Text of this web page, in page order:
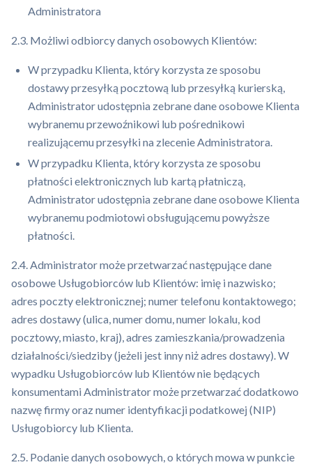
Administratora
2.3. Możliwi odbiorcy danych osobowych Klientów:
W przypadku Klienta, który korzysta ze sposobu
dostawy przesyłką pocztową lub przesyłką kurierską,
Administrator udostępnia zebrane dane osobowe Klienta
wybranemu przewoźnikowi lub pośrednikowi
realizującemu przesyłki na zlecenie Administratora.
W przypadku Klienta, który korzysta ze sposobu
płatności elektronicznych lub kartą płatniczą,
Administrator udostępnia zebrane dane osobowe Klienta
wybranemu podmiotowi obsługującemu powyższe
płatności.
2.4. Administrator może przetwarzać następujące dane
osobowe Usługobiorców lub Klientów: imię i nazwisko;
adres poczty elektronicznej; numer telefonu kontaktowego;
adres dostawy (ulica, numer domu, numer lokalu, kod
pocztowy, miasto, kraj), adres zamieszkania/prowadzenia
działalności/siedziby (jeżeli jest inny niż adres dostawy). W
wypadku Usługobiorców lub Klientów nie będących
konsumentami Administrator może przetwarzać dodatkowo
nazwę firmy oraz numer identyfikacji podatkowej (NIP)
Usługobiorcy lub Klienta.
2.5. Podanie danych osobowych, o których mowa w punkcie